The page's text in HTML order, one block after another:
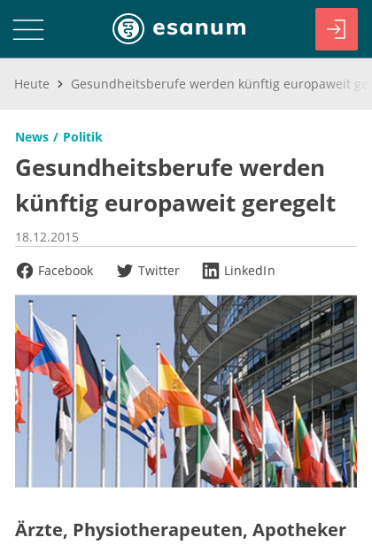
Heute
News Politik
Gesundheitsberufe werden
künftig europaweit geregelt
18.12.2015
Facebook
Twitter LinkedIn
Ärzte, Physiotherapeuten, Apotheker